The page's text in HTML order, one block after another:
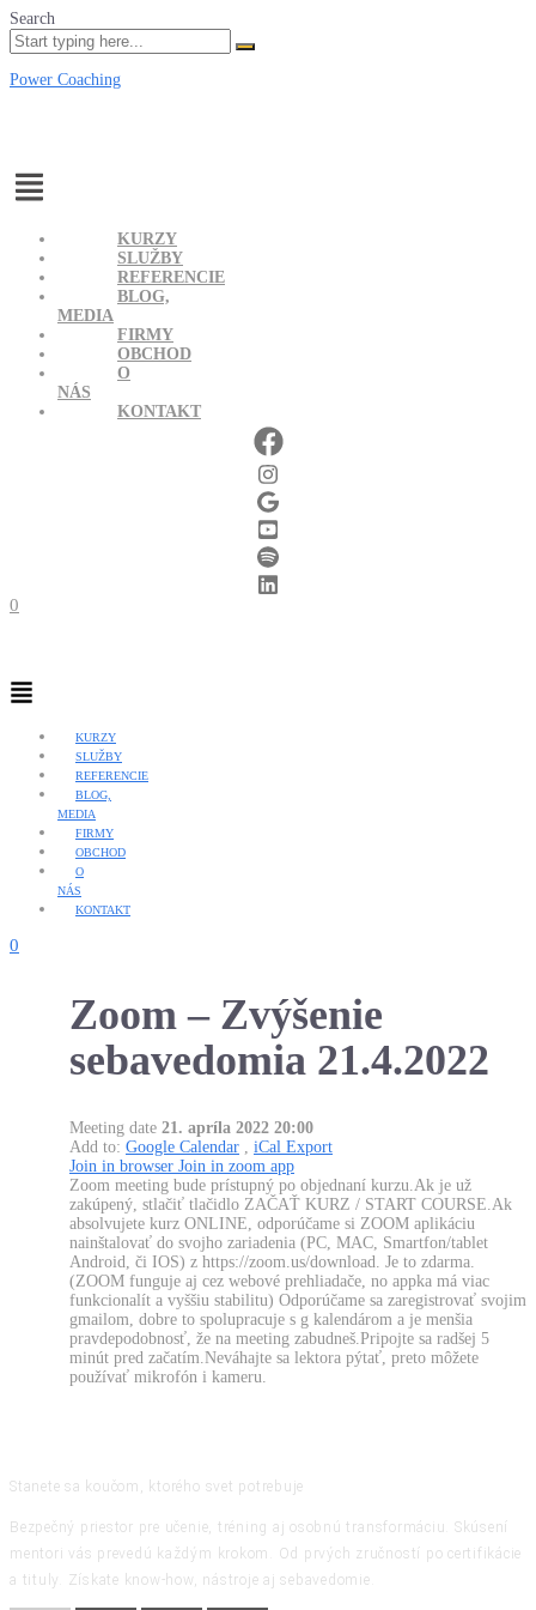
Search
Power Coaching
Menu
KURZY
SLUŽBY
REFERENCIE
BLOG,
MEDIA
FIRMY
OBCHOD
O
NÁS
KONTAKT
0
Menu
KURZY
SLUŽBY
REFERENCIE
BLOG,
MEDIA
FIRMY
OBCHOD
O
NÁS
KONTAKT
0
Zoom – Zvýšenie
sebavedomia 21.4.2022
Meeting date 21. apríla 2022 20:00
Add to: Google Calendar , iCal Export
Join in browser Join in zoom app
Zoom meeting bude prístupný po objednaní kurzu.Ak je už
zakúpený, stlačiť tlačidlo ZAČAŤ KURZ / START COURSE.Ak
absolvujete kurz ONLINE, odporúčame si ZOOM aplikáciu
nainštalovať do svojho zariadenia (PC, MAC, Smartfon/tablet
Android, či IOS) z https://zoom.us/download. Je to zdarma.
(ZOOM funguje aj cez webové prehliadače, no appka má viac
funkcionalít a vyššiu stabilitu) Odporúčame sa zaregistrovať svojim
gmailom, dobre to spolupracuje s g kalendárom a je menšia
pravdepodobnosť, že na meeting zabudneš.Pripojte sa radšej 5
minút pred začatím.Neváhajte sa lektora pýtať, preto môžete
používať mikrofón i kameru.
Stanete sa koučom, ktorého svet potrebuje
Bezpečný priestor pre učenie, tréning aj osobnú transformáciu. Skúsení
mentori vás prevedú každým krokom. Od prvých zručností po certifikácie
a tituly. Získate know-how, nástroje aj sebavedomie.